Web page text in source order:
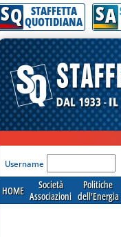
SQ STAFFETTA
QUOTIDIANA SA
'Modulo Login
Username
HOME
Società
Associazioni
Politiche
dell'Energia